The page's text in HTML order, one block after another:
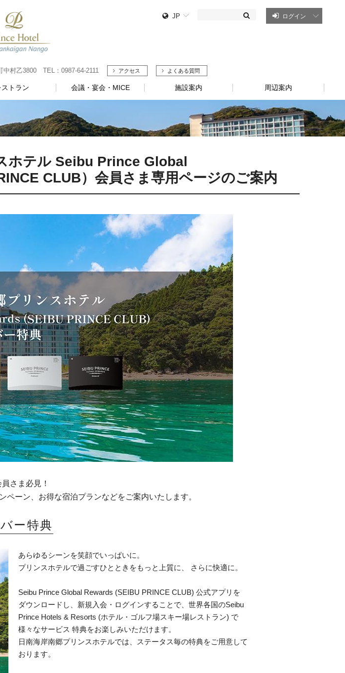
JP ログイン
中村乙3800 TEL：0987-64-2111 アクセス よくある質問
ストラン 会議・宴会・MICE 施設案内 周辺案内
ホテル Seibu Prince Global
CLUB）会員さま専用ページのご案内
さま必見！
ーン、お得な宿泊プランなどをご案内いたします。
ー特典
あらゆるシーンを笑顔でいっぱいに。
プリンスホテルで過ごすひとときをもっと上質に、 さらに快適に。
Seibu Prince Global Rewards (SEIBU PRINCE CLUB) 公式アプリを
ダウンロードし、新規入会・ログインすることで、世界各国のSeibu
Prince Hotels & Resorts (ホテル・ゴルフ場スキー場レストラン) で
様々なサービス 特典をお楽しみいただけます。
日南海岸南郷プリンスホテルでは、ステータス毎の特典をご用意して
おります。